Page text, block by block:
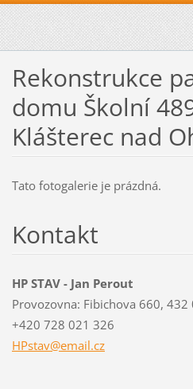
Rekonstrukce
domu Školní
Klášterec nad
Tato fotogalerie je prázdná.
Kontakt
HP STAV - Jan Perout
Provozovna: Fibichova 660, 432
+420 728 021 326
HPstav@email.cz